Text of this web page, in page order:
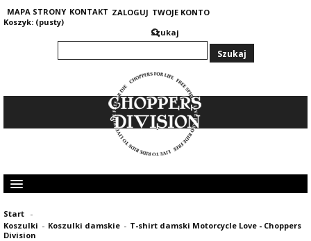
MAPA STRONY KONTAKT ZALOGUJ TWOJE KONTO
Koszyk: (pusty)
Szukaj
KOLEKCJA DAMSKA
GRUBE I CIEPŁE BLUZY 400G
Start -
Koszulki - Koszulki damskie - T-shirt damski Motorcycle Love - Choppers
Division